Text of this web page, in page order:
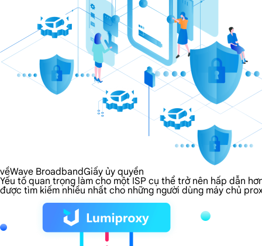
vềWave BroadbandGiấy ủy quyền
Yếu tố quan trọng làm cho một ISP cụ thể trở nên hấp dẫn
được tìm kiếm nhiều nhất cho những người dùng máy chủ